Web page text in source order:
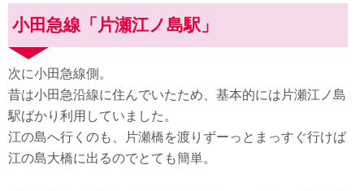
小田急線「片瀬江ノ島駅」
次に小田急線側。
昔は小田急沿線に住んでいたため、基本的には片瀬江ノ島
駅ばかり利用していました。
江の島へ行くのも、片瀬橋を渡りずーっとまっすぐ行けば
江の島大橋に出るのでとても簡単。